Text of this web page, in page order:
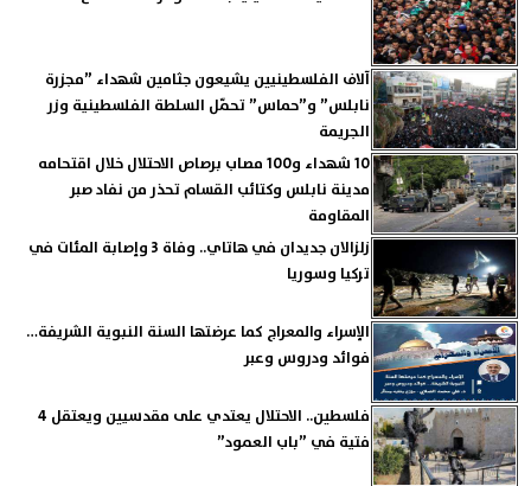
آلاف الفلسطينيين يشيعون جثامين شهداء ”مجزرة
نابلس” و”حماس” تحمّل السلطة الفلسطينية وزر
الجريمة
10 شهداء و100 مصاب برصاص الاحتلال خلال اقتحامه
مدينة نابلس وكتائب القسام تحذر من نفاد صبر
المقاومة
زلزالان جديدان في هاتاي.. وفاة 3 وإصابة المئات في
تركيا وسوريا
الإسراء والمعراج كما عرضتها السنة النبوية الشريفة…
فوائد ودروس وعبر
فلسطين.. الاحتلال يعتدي على مقدسيين ويعتقل 4
فتية في ”باب العمود”